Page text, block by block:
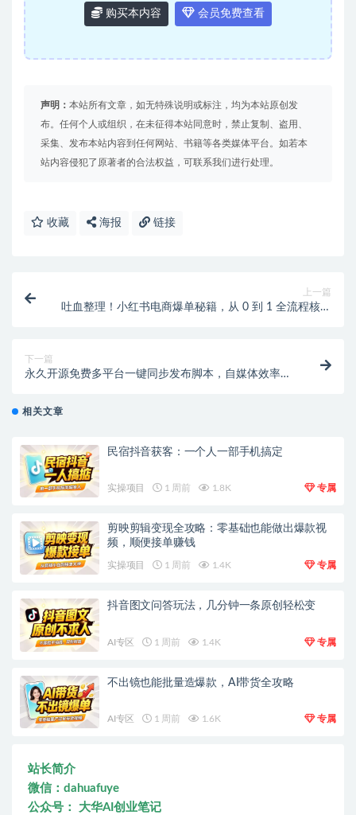
购买本内容 会员免费查看
声明： 本站所有文章，如无特殊说明或标注，均为本站原创发
布。任何个人或组织，在未征得本站同意时，禁止复制、盗用、
采集、发布本站内容到任何网站、书籍等各类媒体平台。如若本
站内容侵犯了原著者的合法权益，可联系我们进行处理。
收藏 海报 链接
上一篇
吐血整理！小红书电商爆单秘籍，从 0 到 1 全流程核心
下一篇
永久开源免费多平台一键同步发布脚本，自媒体效率神
相关文章
民宿抖音获客：一个人一部手机搞定
实操项目 1 周前 1.8K 专属
剪映剪辑变现全攻略：零基础也能做出爆款视
频，顺便接单赚钱
实操项目 1 周前 1.4K 专属
抖音图文问答玩法，几分钟一条原创轻松变
AI专区 1 周前 1.4K 专属
不出镜也能批量造爆款，AI带货全攻略
AI专区 1 周前 1.6K 专属
站长简介
微信：dahuafuye
公众号： 大华AI创业笔记